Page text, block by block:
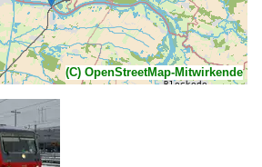
(C) OpenStreetMap-Mitwirkende